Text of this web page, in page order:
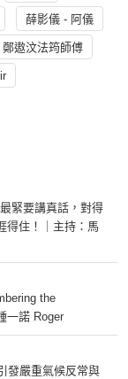
薛影儀 - 阿儀
鄭遨汶法筠師傅
緊要講真話，對得
得住！｜主持：馬
the
一諾 Roger
發嚴重氣候反常與